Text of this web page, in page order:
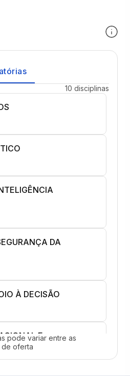
10 disciplinas
DA
À DECISÃO
E
pode variar entre as
de oferta